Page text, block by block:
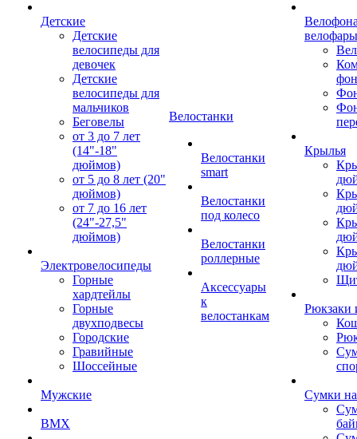
Детские
Детские
велосипеды для
девочек
Детские
велосипеды для
мальчиков
Беговелы
от 3 до 7 лет
(14"-18"
дюймов)
от 5 до 8 лет (20"
дюймов)
от 7 до 16 лет
(24"-27,5"
дюймов)
Электровелосипеды
Горные
хардтейлы
Горные
двухподвесы
Городские
Гравийные
Шоссейные
Мужские
BMX
Велостанки
Велостанки
smart
Велостанки
под колесо
Велостанки
роллерные
Аксессуары
к
велостанкам
велофары
Крылья
Рюкзаки
Сумки